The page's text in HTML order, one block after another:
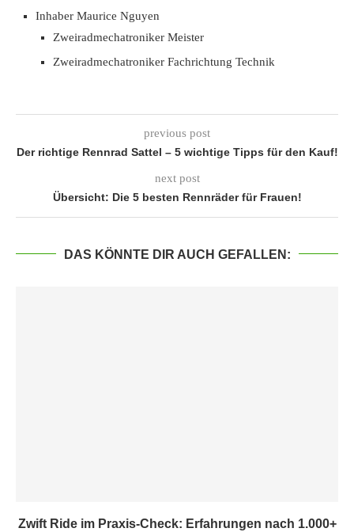
Inhaber Maurice Nguyen
Zweiradmechatroniker Meister
Zweiradmechatroniker Fachrichtung Technik
previous post
Der richtige Rennrad Sattel – 5 wichtige Tipps für den Kauf!
next post
Übersicht: Die 5 besten Rennräder für Frauen!
DAS KÖNNTE DIR AUCH GEFALLEN:
Zwift Ride im Praxis-Check: Erfahrungen nach 1.000+